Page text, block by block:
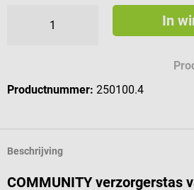
In
Productnummer: 250100.4
Beschrijving
COMMUNITY verzorgerstas